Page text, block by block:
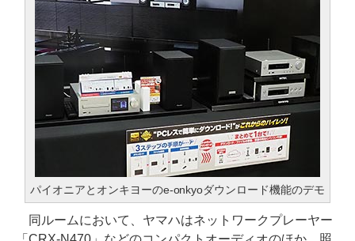
パイオニアとオンキヨーのe-onkyoダウンロード機能のデモ
同ルームにおいて、ヤマハはネットワークプレーヤー